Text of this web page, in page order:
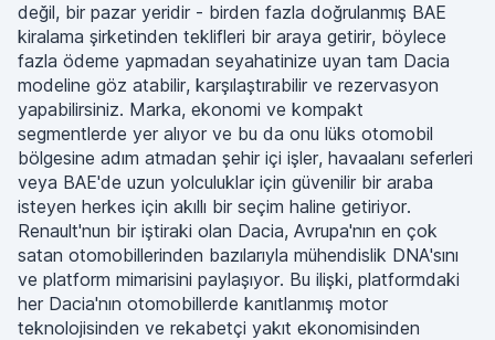
değil, bir pazar yeridir - birden fazla doğrulanmış BAE
kiralama şirketinden teklifleri bir araya getirir, böylece
fazla ödeme yapmadan seyahatinize uyan tam Dacia
modeline göz atabilir, karşılaştırabilir ve rezervasyon
yapabilirsiniz. Marka, ekonomi ve kompakt
segmentlerde yer alıyor ve bu da onu lüks otomobil
bölgesine adım atmadan şehir içi işler, havaalanı seferleri
veya BAE'de uzun yolculuklar için güvenilir bir araba
isteyen herkes için akıllı bir seçim haline getiriyor.
Renault'nun bir iştiraki olan Dacia, Avrupa'nın en çok
satan otomobillerinden bazılarıyla mühendislik DNA'sını
ve platform mimarisini paylaşıyor. Bu ilişki, platformdaki
her Dacia'nın otomobillerde kanıtlanmış motor
teknolojisinden ve rekabetçi yakıt ekonomisinden